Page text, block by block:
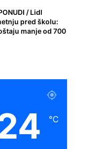
/ Lidl
pred školu:
manje od 700
℃